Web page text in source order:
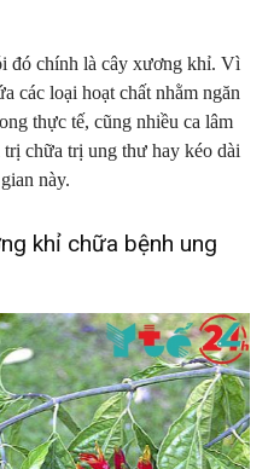
đó chính là cây xương khỉ. Vì
các loại hoạt chất nhằm ngăn
thực tế, cũng nhiều ca lâm
chữa trị ung thư hay kéo dài
này.
khỉ chữa bệnh ung